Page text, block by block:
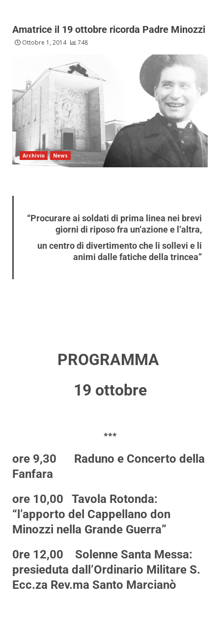
Amatrice il 19 ottobre ricorda Padre Minozzi
Ottobre 1, 2014 748
Archivio News
“Procurare ai soldati di prima linea nei brevi
giorni di riposo fra un‘azione e l’altra,
un centro di divertimento che li sollevi e li
animi dalle fatiche della trincea”
PROGRAMMA
19 ottobre
***
ore 9,30 Raduno e Concerto della
Fanfara
ore 10,00
Tavola Rotonda:
“l’apporto del Cappellano don
Minozzi nella Grande Guerra”
0re 12,00 Solenne Santa Messa:
presieduta dall’Ordinario Militare S.
Ecc.za Rev.ma Santo Marcianò